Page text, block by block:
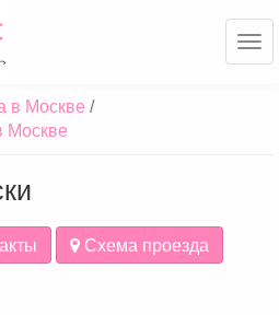
в Москве
Москве
Схема проезда